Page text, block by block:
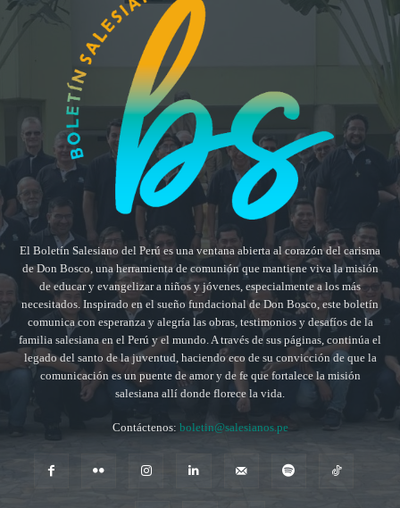
El Boletín Salesiano del Perú es una ventana abierta al corazón del carisma
de Don Bosco, una herramienta de comunión que mantiene viva la misión
de educar y evangelizar a niños y jóvenes, especialmente a los más
necesitados. Inspirado en el sueño fundacional de Don Bosco, este boletín
comunica con esperanza y alegría las obras, testimonios y desafíos de la
familia salesiana en el Perú y el mundo. A través de sus páginas, continúa el
legado del santo de la juventud, haciendo eco de su convicción de que la
comunicación es un puente de amor y de fe que fortalece la misión
salesiana allí donde florece la vida.
Contáctenos: boletin@salesianos.pe